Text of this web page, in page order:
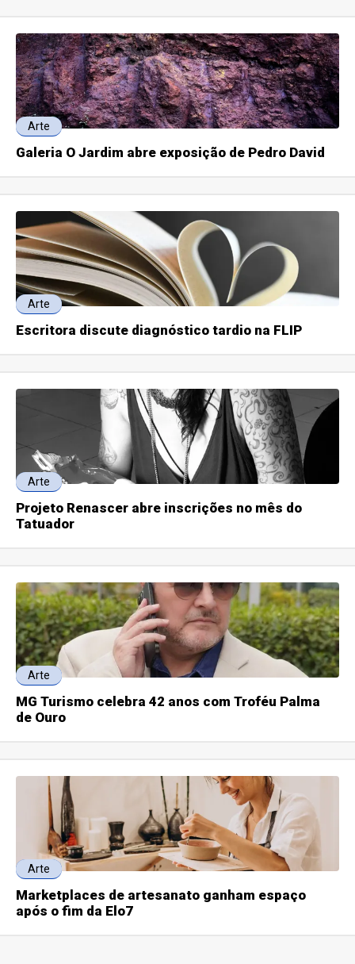
Arte
Galeria O Jardim abre exposição de Pedro David
Arte
Escritora discute diagnóstico tardio na FLIP
Arte
Projeto Renascer abre inscrições no mês do
Tatuador
Arte
MG Turismo celebra 42 anos com Troféu Palma
de Ouro
Arte
Marketplaces de artesanato ganham espaço
após o fim da Elo7